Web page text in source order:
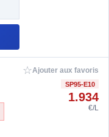
☆Ajouter aux favoris
SP95-E10
1.934
€/L